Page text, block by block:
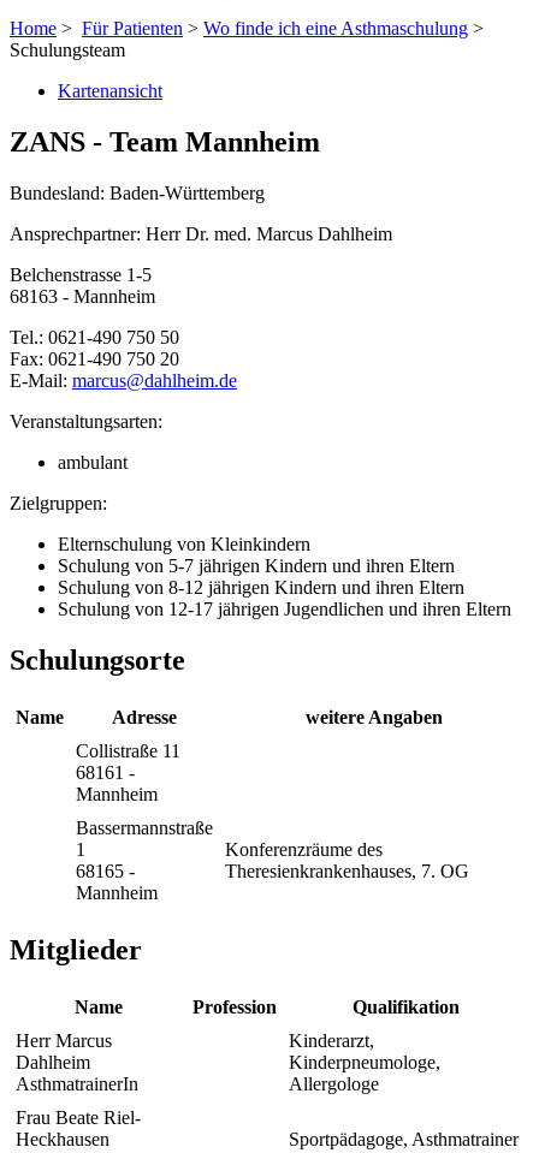
Home > Für Patienten > Wo finde ich eine Asthmaschulung >
Schulungsteam
Kartenansicht
ZANS - Team Mannheim
Bundesland: Baden-Württemberg
Ansprechpartner: Herr Dr. med. Marcus Dahlheim
Belchenstrasse 1-5
68163 - Mannheim
Tel.: 0621-490 750 50
Fax: 0621-490 750 20
E-Mail: marcus@dahlheim.de
Veranstaltungsarten:
ambulant
Zielgruppen:
Elternschulung von Kleinkindern
Schulung von 5-7 jährigen Kindern und ihren Eltern
Schulung von 8-12 jährigen Kindern und ihren Eltern
Schulung von 12-17 jährigen Jugendlichen und ihren Eltern
Schulungsorte
Name Adresse
weitere Angaben
Collistraße 11
68161 -
Mannheim
Bassermannstraße
1
68165 -
Mannheim
Konferenzräume des
Theresienkrankenhauses, 7. OG
Mitglieder
Name Profession
Qualifikation
Herr Marcus
Dahlheim
AsthmatrainerIn
Kinderarzt,
Kinderpneumologe,
Allergologe
Frau Beate Riel-
Heckhausen
Sportpädagoge, Asthmatrainer